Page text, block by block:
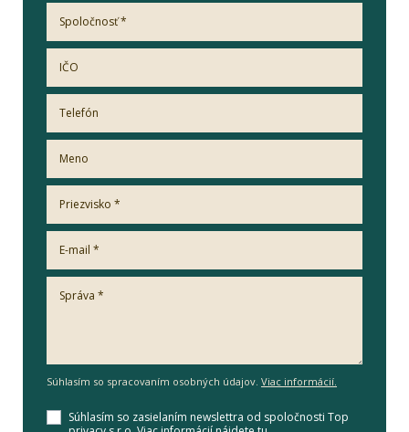
Súhlasím so spracovaním osobných údajov. Viac informácií.
Súhlasím so zasielaním newslettra od spoločnosti Top